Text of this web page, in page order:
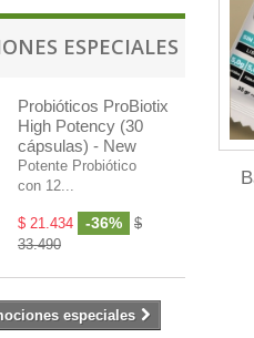
ESPECIALES
Probióticos ProBiotix
High Potency (30
cápsulas) - New
Potente Probiótico
con 12...
$ 21.434 -36%
$
33.490
especiales